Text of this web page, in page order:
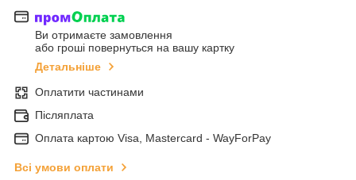
Ви отримаєте замовлення
або гроші повернуться на вашу картку
Детальніше
Оплатити частинами
Післяплата
Оплата картою Visa, Mastercard - WayForPay
Всі умови оплати